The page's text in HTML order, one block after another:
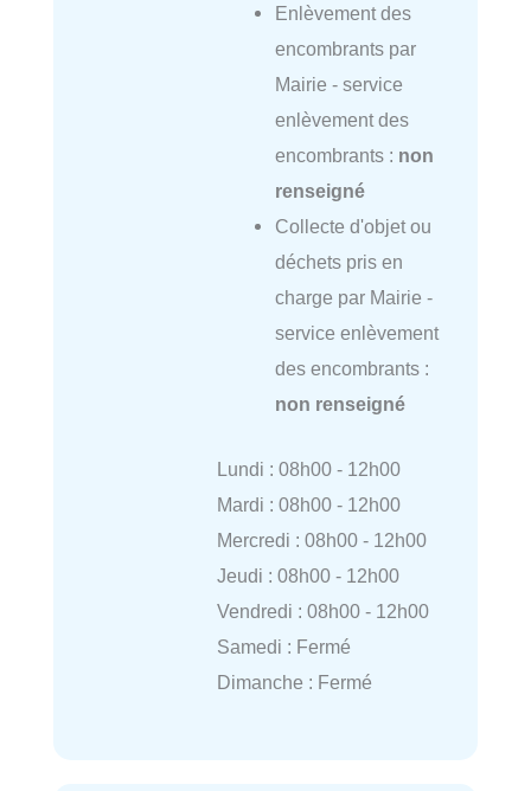
Enlèvement des
encombrants par
Mairie - service
enlèvement des
encombrants : non
renseigné
Collecte d'objet ou
déchets pris en
charge par Mairie -
service enlèvement
des encombrants :
non renseigné
Lundi : 08h00 - 12h00
Mardi : 08h00 - 12h00
Mercredi : 08h00 - 12h00
Jeudi : 08h00 - 12h00
Vendredi : 08h00 - 12h00
Samedi : Fermé
Dimanche : Fermé